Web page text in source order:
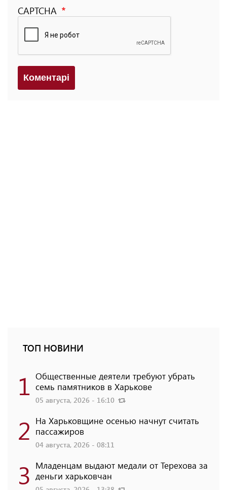
CAPTCHA
Коментарi
ТОП НОВИНИ
1 Общественные деятели требуют убрать
семь памятников в Харькове
05 августа, 2026 - 16:10
2 На Харьковщине осенью начнут считать
пассажиров
04 августа, 2026 - 08:11
3 Младенцам выдают медали от Терехова за
деньги харьковчан